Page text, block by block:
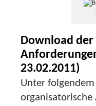
Download der
23.02.2011)
Unter